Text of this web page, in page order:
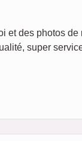
et des photos
super